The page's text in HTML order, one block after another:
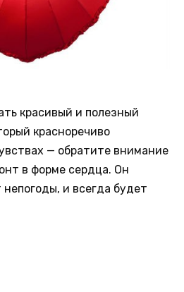
красивый и полезный
красноречиво
— обратите внимание
в форме сердца. Он
и всегда будет